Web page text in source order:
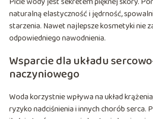
naturalną elastyczność i jędrność,
starzenia. Nawet najlepsze kosmetyki nie
odpowiedniego nawodnienia.
Wsparcie dla układu
naczyniowego
Woda korzystnie wpływa na układ
ryzyko nadciśnienia i innych chorób serca.